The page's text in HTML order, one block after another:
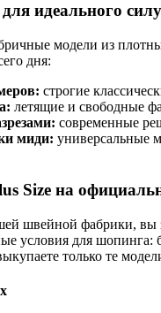
идеального
модели из
дня:
строгие
летящие и свободные
современные
миди: универсальные
Size на
швейной фабрики, вы
условия для
только те